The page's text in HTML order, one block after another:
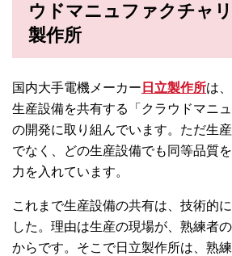
ウドマニュファクチャ
製作所
国内大手電機メーカー 日立製作所は
生産設備を共有する「クラウドマニ
の開発に取り組んでいます。ただ生
でなく、どの生産設備でも同等品質
力を入れています。
これまで生産設備の共有は、技術的
した。理由は生産の現場が、熟練者
からです。そこで日立製作所は、熟